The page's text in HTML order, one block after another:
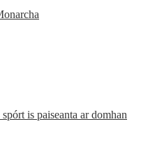
is paiseanta ar domhan